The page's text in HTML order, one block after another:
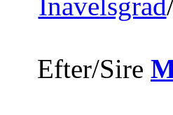
Efter/Sire